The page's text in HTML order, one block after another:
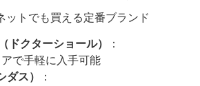
ットでも買える定番ブランド
ドクターショール）
：
アで手軽に入手可能
ダス）
：